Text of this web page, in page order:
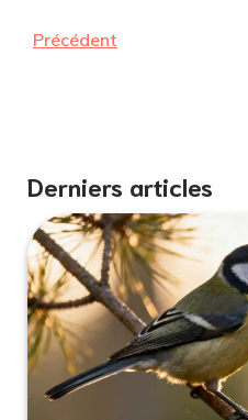
Précédent
Derniers articles